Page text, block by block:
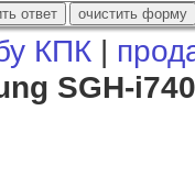
КПК |
SGH-i740